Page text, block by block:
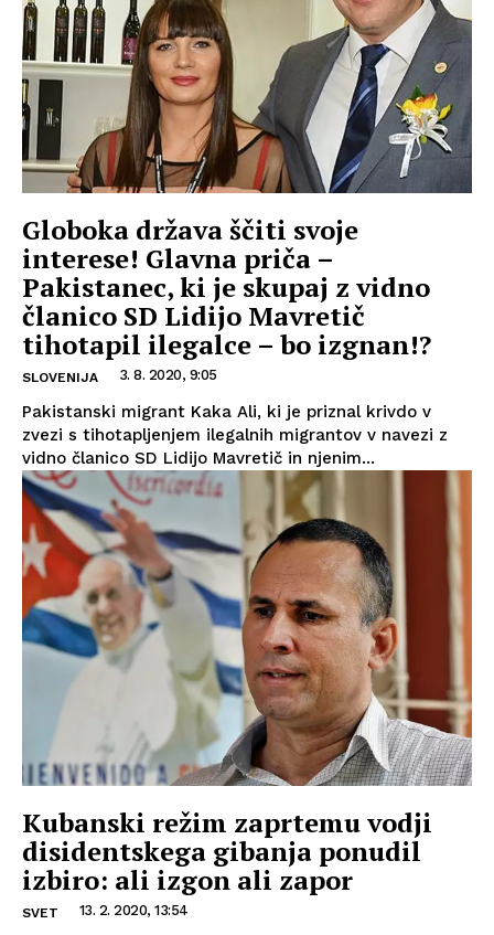
Globoka država ščiti svoje
interese! Glavna priča –
Pakistanec, ki je skupaj z vidno
članico SD Lidijo Mavretič
tihotapil ilegalce – bo izgnan!?
SLOVENIJA 3. 8. 2020, 9:05
Pakistanski migrant Kaka Ali, ki je priznal krivdo v
zvezi s tihotapljenjem ilegalnih migrantov v navezi z
vidno članico SD Lidijo Mavretič in njenim...
Kubanski režim zaprtemu vodji
disidentskega gibanja ponudil
izbiro: ali izgon ali zapor
SVET 13. 2. 2020, 13:54